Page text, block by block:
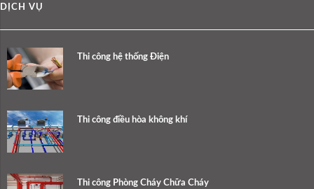
DỊCH VỤ
Thi công hệ thống Điện
Thi công điều hòa không khí
Thi công Phòng Cháy Chữa Cháy